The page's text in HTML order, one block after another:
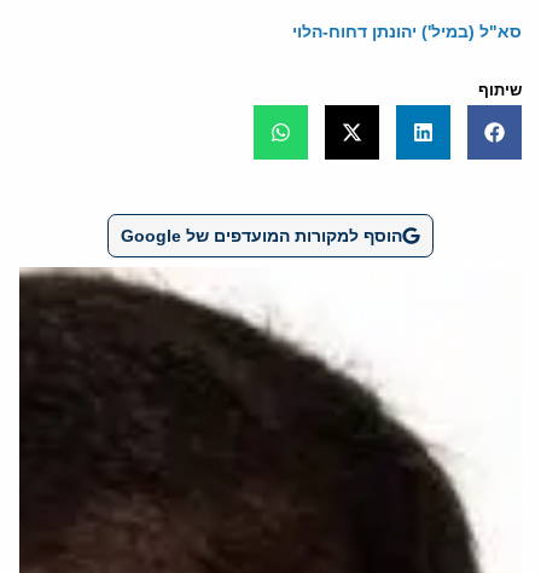
סא"ל (במיל') יהונתן דחוח-הלוי
שיתוף
הוסף למקורות המועדפים של Google